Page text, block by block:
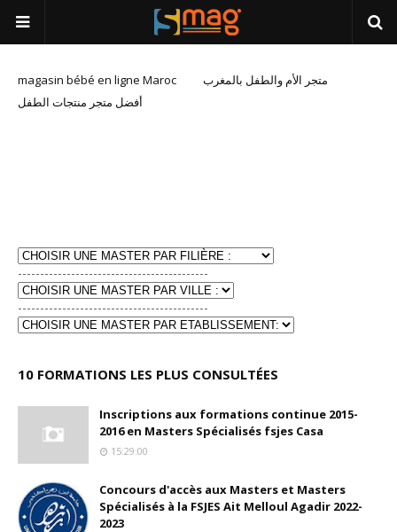
magasin bébé en ligne Maroc
متجر الأم والطفل بالمغرب
أفضل متجر منتجات الطفل
-------------------------------------------
-------------------------------------------
10 FORMATIONS LES PLUS CONSULTÉES
Inscriptions aux formations continue 2015-
2016 en Masters Spécialisés fsjes Casa
15:29:00
Concours d'accès aux Masters et Masters
Spécialisés à la FSJES Ait Melloul Agadir 2022-
2023